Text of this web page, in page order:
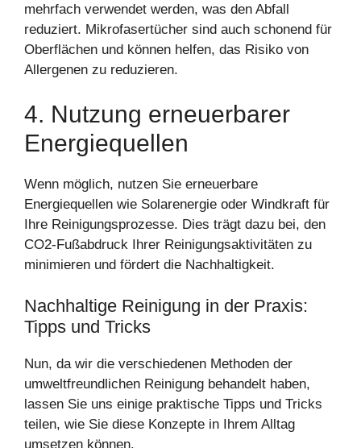
mehrfach verwendet werden, was den Abfall
reduziert. Mikrofasertücher sind auch schonend für
Oberflächen und können helfen, das Risiko von
Allergenen zu reduzieren.
4. Nutzung erneuerbarer
Energiequellen
Wenn möglich, nutzen Sie erneuerbare
Energiequellen wie Solarenergie oder Windkraft für
Ihre Reinigungsprozesse. Dies trägt dazu bei, den
CO2-Fußabdruck Ihrer Reinigungsaktivitäten zu
minimieren und fördert die Nachhaltigkeit.
Nachhaltige Reinigung in der Praxis:
Tipps und Tricks
Nun, da wir die verschiedenen Methoden der
umweltfreundlichen Reinigung behandelt haben,
lassen Sie uns einige praktische Tipps und Tricks
teilen, wie Sie diese Konzepte in Ihrem Alltag
umsetzen können.